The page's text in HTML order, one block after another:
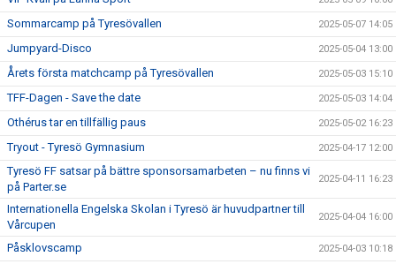
Sommarcamp på Tyresövallen 2025-05-07 14:05
Jumpyard-Disco 2025-05-04 13:00
Årets första matchcamp på Tyresövallen 2025-05-03 15:10
TFF-Dagen - Save the date 2025-05-03 14:04
Othérus tar en tillfällig paus 2025-05-02 16:23
Tryout - Tyresö Gymnasium 2025-04-17 12:00
Tyresö FF satsar på bättre sponsorsamarbeten – nu finns vi
på Parter.se
2025-04-11 16:23
Internationella Engelska Skolan i Tyresö är huvudpartner till
Vårcupen
2025-04-04 16:00
Påsklovscamp 2025-04-03 10:18